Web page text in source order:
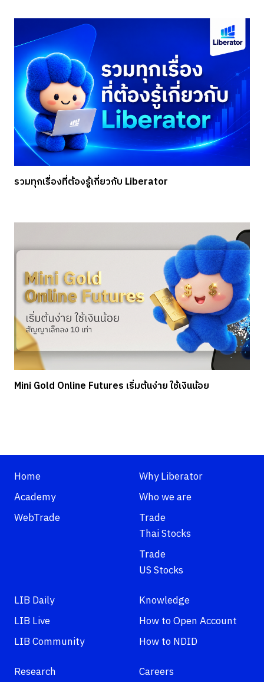
รวมทุกเรื่องที่ต้องรู้เกี่ยวกับ Liberator
Mini Gold Online Futures เริ่มต้นง่าย ใช้เงินน้อย
Home
Academy
WebTrade
Why Liberator
Who we are
Trade
Thai Stocks
Trade
US Stocks
LIB Daily
LIB Live
LIB Community
Knowledge
How to Open Account
How to NDID
Research
Careers